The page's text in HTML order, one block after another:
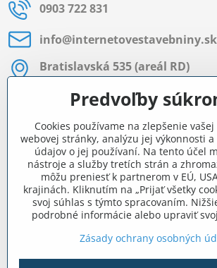
0903 722 831
info​@internetovestavebniny​.sk
Bratislavská 535 (areál RD)
Most pri Bratislave
Pon - Pia 8:00 - 11:30 a 12:15 -
Facebook
Navigácia
Všetko o nákupe
Predvoľby
Cookies používame na zlepšenie
webovej stránky, analýzu jej výkonnosti
údajov o jej používaní. Na tento účel
nástroje a služby tretích strán a
môžu preniesť k partnerom v EÚ,
krajinách. Kliknutím na „Prijať všetky
svoj súhlas s týmto spracovaním.
podrobné informácie alebo upraviť
Zásady ochrany osobných